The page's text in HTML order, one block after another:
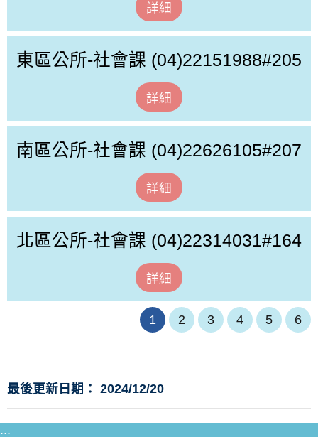
詳細
東區公所-社會課 (04)22151988#205
詳細
南區公所-社會課 (04)22626105#207
詳細
北區公所-社會課 (04)22314031#164
詳細
1 2 3 4 5 6
最後更新日期： 2024/12/20